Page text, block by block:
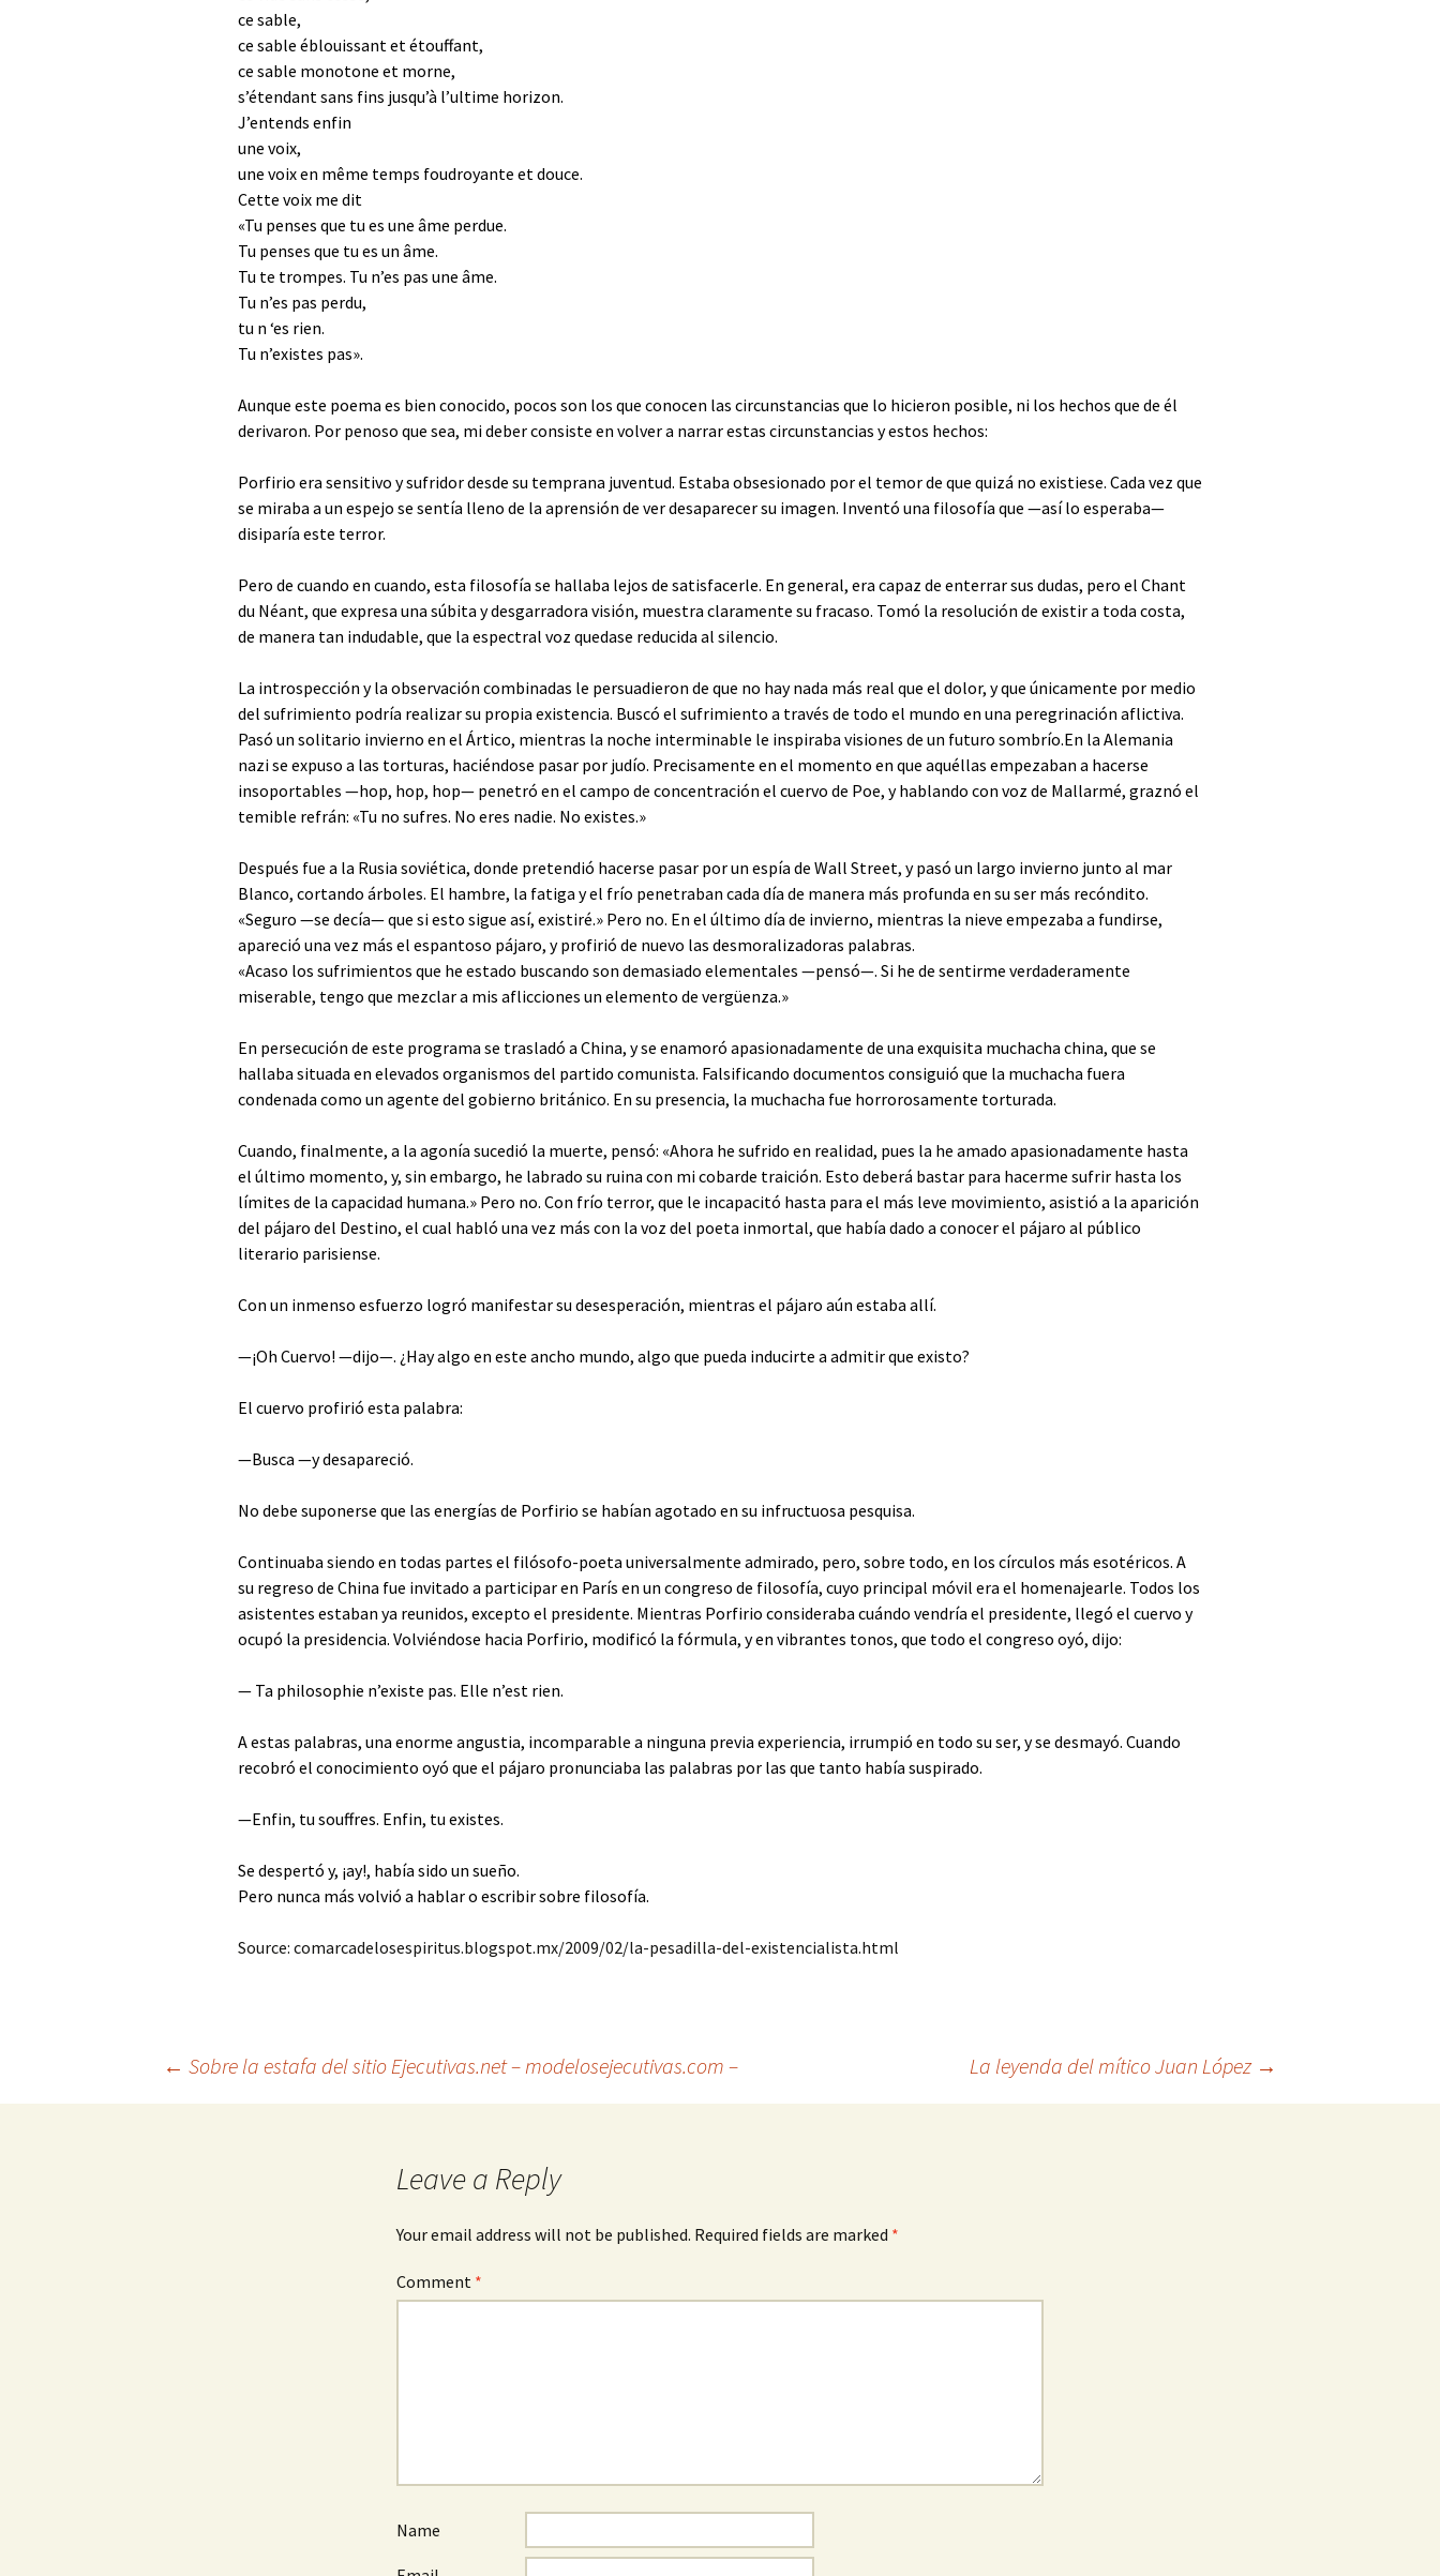
ce sable,
ce sable éblouissant et étouffant,
ce sable monotone et morne,
s’étendant sans fins jusqu’à l’ultime horizon.
J’entends enfin
une voix,
une voix en même temps foudroyante et douce.
Cette voix me dit
«Tu penses que tu es une âme perdue.
Tu penses que tu es un âme.
Tu te trompes. Tu n’es pas une âme.
Tu n’es pas perdu,
tu n ‘es rien.
Tu n’existes pas».
Aunque este poema es bien conocido, pocos son los que conocen las circunstancias que lo hicieron posible, ni los hechos que de él
derivaron. Por penoso que sea, mi deber consiste en volver a narrar estas circunstancias y estos hechos:
Porfirio era sensitivo y sufridor desde su temprana juventud. Estaba obsesionado por el temor de que quizá no existiese. Cada vez que
se miraba a un espejo se sentía lleno de la aprensión de ver desaparecer su imagen. Inventó una filosofía que —así lo esperaba—
disiparía este terror.
Pero de cuando en cuando, esta filosofía se hallaba lejos de satisfacerle. En general, era capaz de enterrar sus dudas, pero el Chant
du Néant, que expresa una súbita y desgarradora visión, muestra claramente su fracaso. Tomó la resolución de existir a toda costa,
de manera tan indudable, que la espectral voz quedase reducida al silencio.
La introspección y la observación combinadas le persuadieron de que no hay nada más real que el dolor, y que únicamente por medio
del sufrimiento podría realizar su propia existencia. Buscó el sufrimiento a través de todo el mundo en una peregrinación aflictiva.
Pasó un solitario invierno en el Ártico, mientras la noche interminable le inspiraba visiones de un futuro sombrío.En la Alemania
nazi se expuso a las torturas, haciéndose pasar por judío. Precisamente en el momento en que aquéllas empezaban a hacerse
insoportables —hop, hop, hop— penetró en el campo de concentración el cuervo de Poe, y hablando con voz de Mallarmé, graznó el
temible refrán: «Tu no sufres. No eres nadie. No existes.»
Después fue a la Rusia soviética, donde pretendió hacerse pasar por un espía de Wall Street, y pasó un largo invierno junto al mar
Blanco, cortando árboles. El hambre, la fatiga y el frío penetraban cada día de manera más profunda en su ser más recóndito.
«Seguro —se decía— que si esto sigue así, existiré.» Pero no. En el último día de invierno, mientras la nieve empezaba a fundirse,
apareció una vez más el espantoso pájaro, y profirió de nuevo las desmoralizadoras palabras.
«Acaso los sufrimientos que he estado buscando son demasiado elementales —pensó—. Si he de sentirme verdaderamente
miserable, tengo que mezclar a mis aflicciones un elemento de vergüenza.»
En persecución de este programa se trasladó a China, y se enamoró apasionadamente de una exquisita muchacha china, que se
hallaba situada en elevados organismos del partido comunista. Falsificando documentos consiguió que la muchacha fuera
condenada como un agente del gobierno británico. En su presencia, la muchacha fue horrorosamente torturada.
Cuando, finalmente, a la agonía sucedió la muerte, pensó: «Ahora he sufrido en realidad, pues la he amado apasionadamente hasta
el último momento, y, sin embargo, he labrado su ruina con mi cobarde traición. Esto deberá bastar para hacerme sufrir hasta los
límites de la capacidad humana.» Pero no. Con frío terror, que le incapacitó hasta para el más leve movimiento, asistió a la aparición
del pájaro del Destino, el cual habló una vez más con la voz del poeta inmortal, que había dado a conocer el pájaro al público
literario parisiense.
Con un inmenso esfuerzo logró manifestar su desesperación, mientras el pájaro aún estaba allí.
—¡Oh Cuervo! —dijo—. ¿Hay algo en este ancho mundo, algo que pueda inducirte a admitir que existo?
El cuervo profirió esta palabra:
—Busca —y desapareció.
No debe suponerse que las energías de Porfirio se habían agotado en su infructuosa pesquisa.
Continuaba siendo en todas partes el filósofo-poeta universalmente admirado, pero, sobre todo, en los círculos más esotéricos. A
su regreso de China fue invitado a participar en París en un congreso de filosofía, cuyo principal móvil era el homenajearle. Todos los
asistentes estaban ya reunidos, excepto el presidente. Mientras Porfirio consideraba cuándo vendría el presidente, llegó el cuervo y
ocupó la presidencia. Volviéndose hacia Porfirio, modificó la fórmula, y en vibrantes tonos, que todo el congreso oyó, dijo:
— Ta philosophie n’existe pas. Elle n’est rien.
A estas palabras, una enorme angustia, incomparable a ninguna previa experiencia, irrumpió en todo su ser, y se desmayó. Cuando
recobró el conocimiento oyó que el pájaro pronunciaba las palabras por las que tanto había suspirado.
—Enfin, tu souffres. Enfin, tu existes.
Se despertó y, ¡ay!, había sido un sueño.
Pero nunca más volvió a hablar o escribir sobre filosofía.
Source: comarcadelosespiritus.blogspot.mx/2009/02/la-pesadilla-del-existencialista.html
← Sobre la estafa del sitio Ejecutivas.net – modelosejecutivas.com – La leyenda del mítico Juan López →
Leave a Reply
Your email address will not be published. Required fields are marked *
Comment *
Name